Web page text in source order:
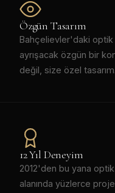
Özgün Tasarım
Bahçelievler'daki
ayrışacak özgün bir
değil, size özel tasarım.
12 Yıl Deneyim
2012'den bu yana
alanında yüzlerce